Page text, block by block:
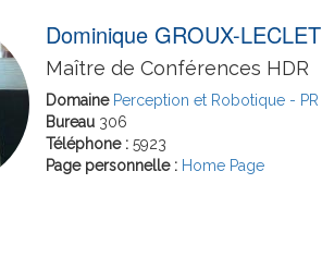
Dominique GROUX-LECLET
Maître de Conférences HDR
Domaine Perception et Robotique - PR
Bureau 306
Téléphone : 5923
Page personnelle : Home Page